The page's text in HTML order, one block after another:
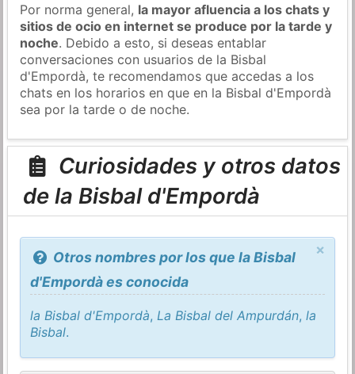
Por norma general, la mayor afluencia a los chats y
sitios de ocio en internet se produce por la tarde y
noche. Debido a esto, si deseas entablar
conversaciones con usuarios de la Bisbal
d'Empordà, te recomendamos que accedas a los
chats en los horarios en que en la Bisbal d'Empordà
sea por la tarde o de noche.
Curiosidades y otros datos
de la Bisbal d'Empordà
×
Otros nombres por los que la Bisbal
d'Empordà es conocida
la Bisbal d'Empordà,La Bisbal del Ampurdán,la
Bisbal.